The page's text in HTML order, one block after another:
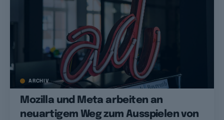
ARCHIV
Mozilla und Meta arbeiten an
neuartigem Weg zum Ausspielen von